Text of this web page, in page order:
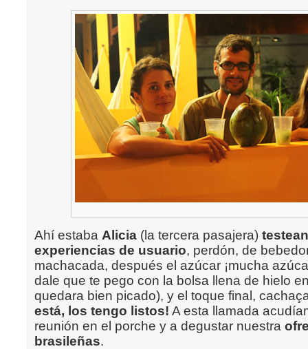
Ahí estaba Alicia (la tercera pasajera)
experiencias de usuario, perdón, de
machacada, después el azúcar ¡mucha
dale que te pego con la bolsa llena de hielo
quedara bien picado), y el toque final,
está, los tengo listos! A esta llamada
reunión en el porche y a degustar nuestra
brasileñas.